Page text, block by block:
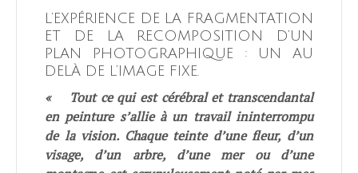
L’EXPÉRIENCE DE LA FRAGMENTATION
ET DE LA RECOMPOSITION D’UN
PLAN PHOTOGRAPHIQUE
: UN AU
DELÀ DE L’IMAGE FIXE.
«
Tout ce qui est cérébral et transcendantal
en peinture s’allie à un travail ininterrompu
de la vision. Chaque teinte d’une fleur, d’un
visage, d’un arbre, d’une mer ou d’une